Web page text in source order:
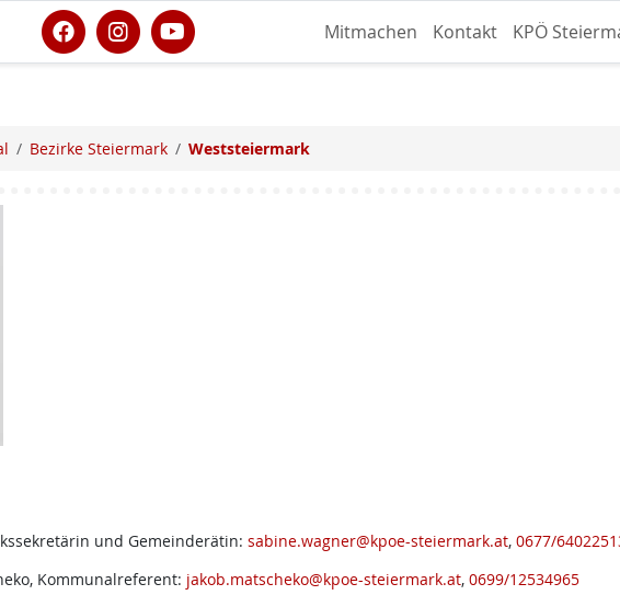
Mitmachen Kontakt KPÖ
Bezirke Steiermark Weststeiermark
und Gemeinderätin: sabine.wagner@kpoe-steiermark.at, 0677/
Kommunalreferent: jakob.matscheko@kpoe-steiermark.at, 0699/12534965